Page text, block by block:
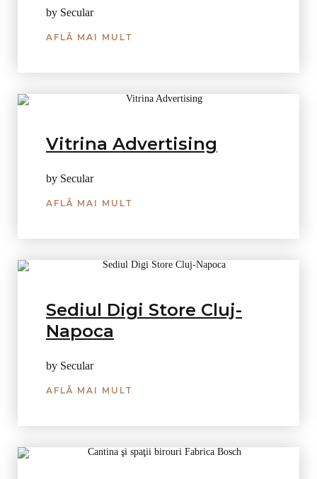
by Secular
AFLĂ MAI MULT
Vitrina Advertising
by Secular
AFLĂ MAI MULT
Sediul Digi Store Cluj-
Napoca
by Secular
AFLĂ MAI MULT